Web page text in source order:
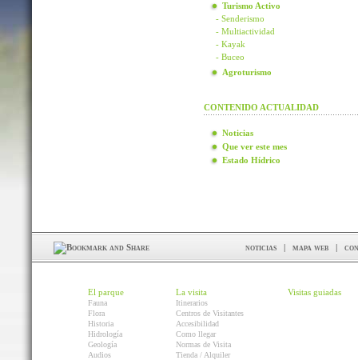
Turismo Activo
- Senderismo
- Multiactividad
- Kayak
- Buceo
Agroturismo
CONTENIDO ACTUALIDAD
Noticias
Que ver este mes
Estado Hídrico
noticias | mapa web |
El parque
Fauna
Flora
Historia
Hidrología
Geología
Audios
La visita
Itinerarios
Centros de Visitantes
Accesibilidad
Como llegar
Normas de Visita
Tienda / Alquiler
Visitas guiadas